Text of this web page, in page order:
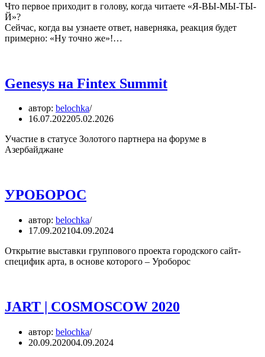
Что первое приходит в голову, когда читаете «Я-ВЫ-МЫ-ТЫ-
Й»?
Сейчас, когда вы узнаете ответ, наверняка, реакция будет
примерно: «Ну точно же»!…
Genesys на Fintex Summit
автор: belochka
16.07.202205.02.2026
Участие в статусе Золотого партнера на форуме в
Азербайджане
УРОБОРОС
автор: belochka
17.09.202104.09.2024
Открытие выставки группового проекта городского сайт-
специфик арта, в основе которого – Уроборос
JART | COSMOSCOW 2020
автор: belochka
20.09.202004.09.2024